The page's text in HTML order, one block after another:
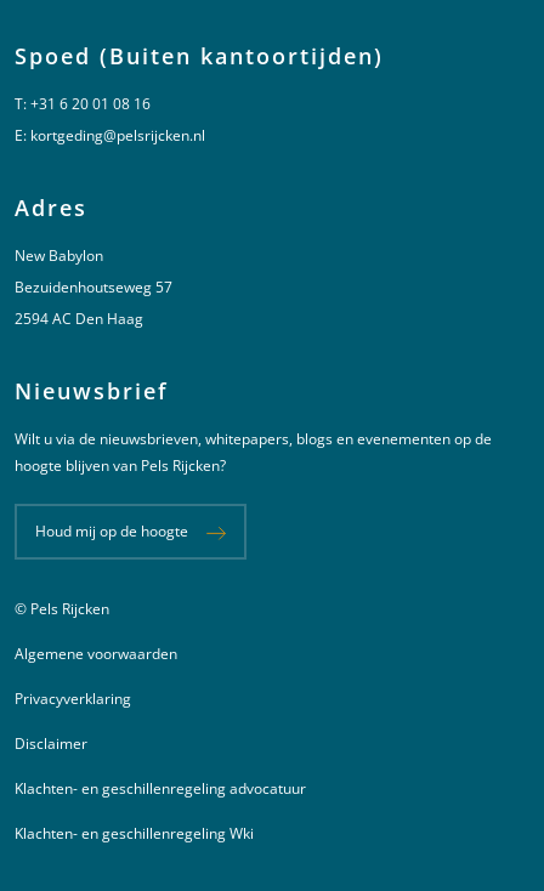
Spoed (Buiten kantoortijden)
T:+31 6 20 01 08 16
E: kortgeding@pelsrijcken.nl
Adres
New Babylon
Bezuidenhoutseweg 57
2594 AC Den Haag
Nieuwsbrief
Wilt u via de nieuwsbrieven, whitepapers, blogs en evenementen op de
hoogte blijven van Pels Rijcken?
Houd mij op de hoogte
Juridische informatie
© Pels Rijcken
Algemene voorwaarden
Privacyverklaring
Disclaimer
Klachten- en geschillenregeling advocatuur
Klachten- en geschillenregeling Wki